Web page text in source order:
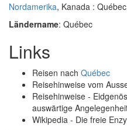
Nordamerika, Kanada :
Ländername: Québec
Links
Reisen nach Québec
Reisehinweise vom
Reisehinweise -
auswärtige
Wikipedia - Die freie